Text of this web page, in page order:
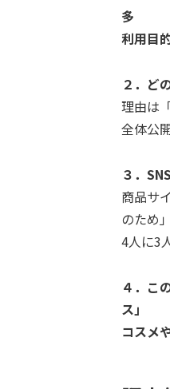
多
利用目
２．ど
理由は
全体公
３．
商品サ
のため」
4人に3
４．こ
ス」
コスメ